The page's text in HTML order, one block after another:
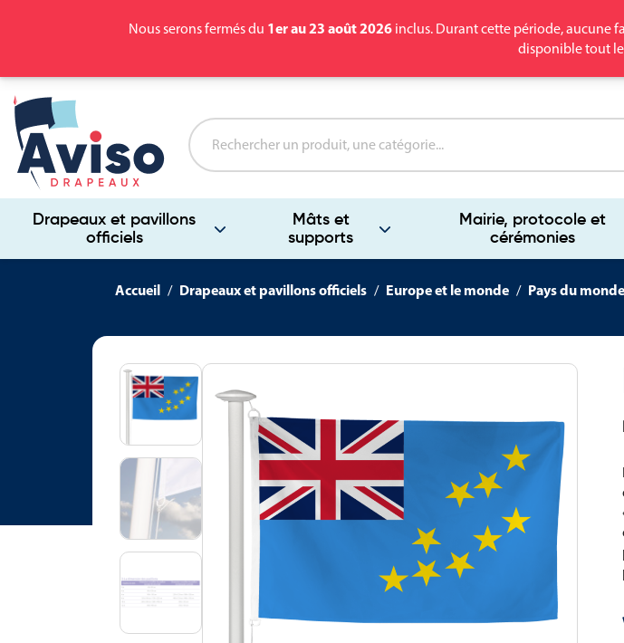
Nous serons fermés du 1er au 23 août 2026 inclus. Durant cette période, aucune
disponible tout le
Drapeaux et pavillons
officiels
Mâts et
supports
Mairie, protocole et
cérémonies
Accueil Drapeaux et pavillons officiels Europe et le monde Pays du monde